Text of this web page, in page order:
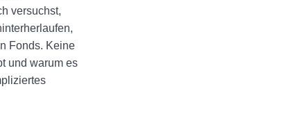
versuchst,
Fonds. Keine
und warum es